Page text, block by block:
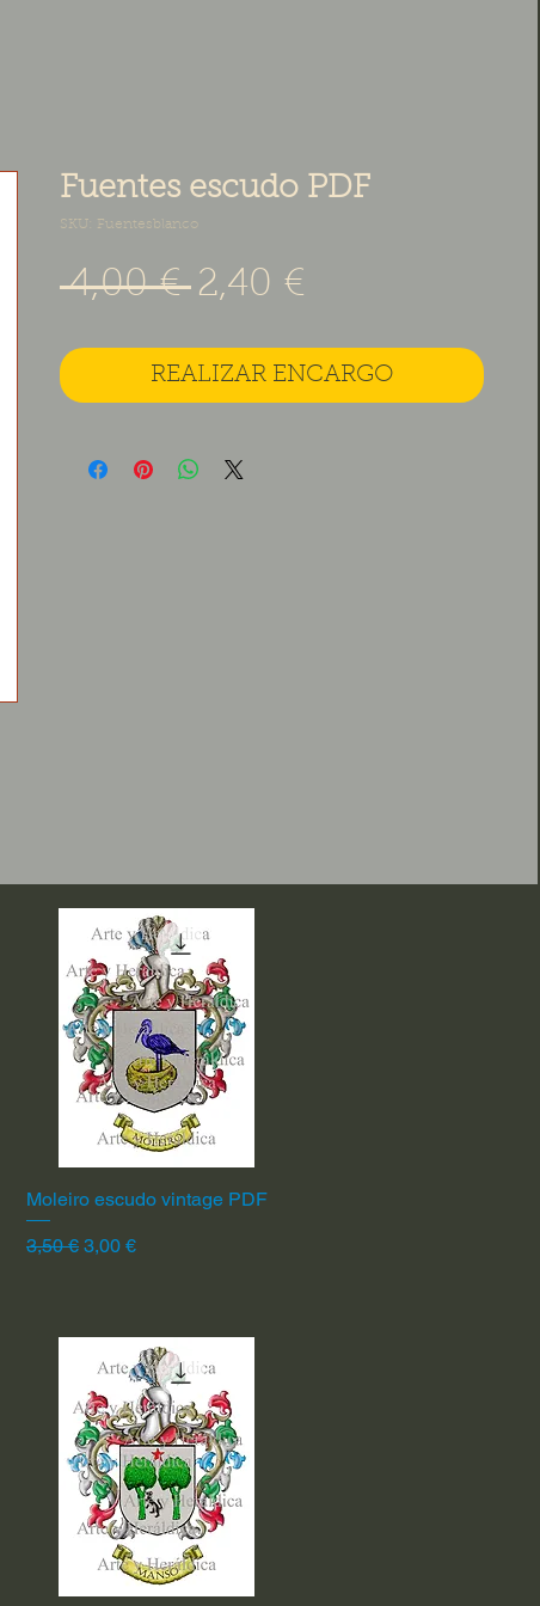
Fuentes escudo PDF
SKU: Fuentesblanco
4,00 € Precio
2,40 €
REALIZAR ENCARGO
Vista rápida
Moleiro escudo vintage PDF
Precio
3,50 € Precio de oferta
3,00 €